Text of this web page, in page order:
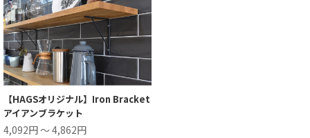
【HAGSオリジナル】Iron Bracket
アイアンブラケット
4,092円 ～ 4,862円